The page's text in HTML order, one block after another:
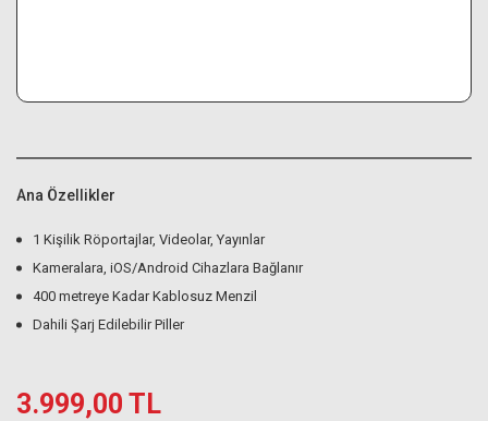
Ana Özellikler
1 Kişilik Röportajlar, Videolar, Yayınlar
Kameralara, iOS/Android Cihazlara Bağlanır
400 metreye Kadar Kablosuz Menzil
Dahili Şarj Edilebilir Piller
3.999,00 TL